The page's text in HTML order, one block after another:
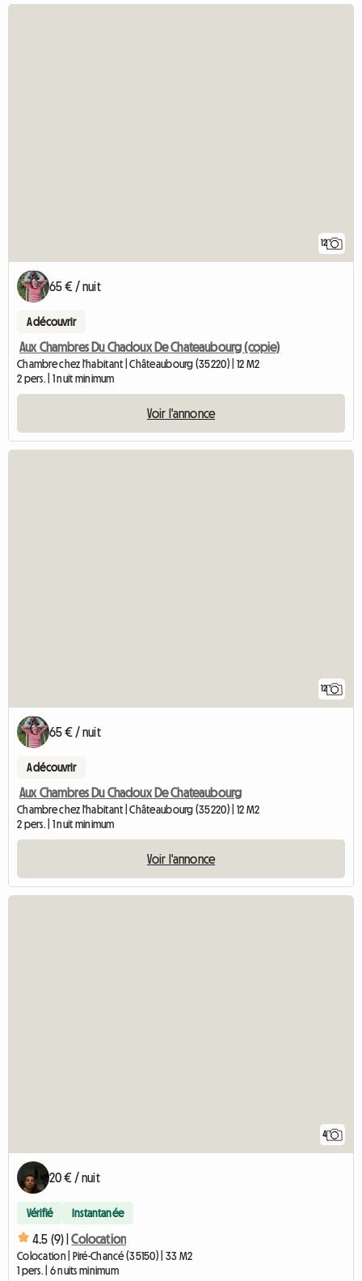
12
65 € / nuit
A découvrir
Aux Chambres Du Chadoux De Chateaubourg (copie)
Chambre chez l'habitant | Châteaubourg (35220) | 12 M2
2 pers. | 1 nuit minimum
Voir l'annonce
12
65 € / nuit
A découvrir
Aux Chambres Du Chadoux De Chateaubourg
Chambre chez l'habitant | Châteaubourg (35220) | 12 M2
2 pers. | 1 nuit minimum
Voir l'annonce
4
20 € / nuit
Vérifié Instantanée
4.5 (9) | Colocation
Colocation | Piré-Chancé (35150) | 33 M2
1 pers. | 6 nuits minimum